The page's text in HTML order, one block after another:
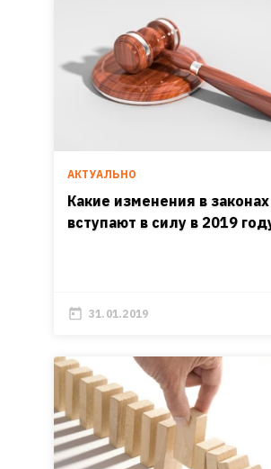
АКТУАЛЬНО
Какие изменения в законах
вступают в силу в 2019
31.01.2019